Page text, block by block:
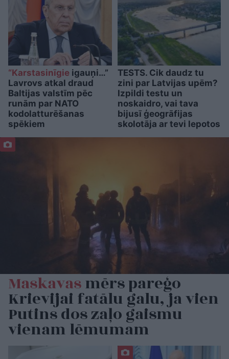
“Karstasinīgie igauņi…”
Lavrovs atkal draud
Baltijas valstīm pēc
runām par NATO
kodolatturēšanas
spēkiem
TESTS. Cik daudz tu
zini par Latvijas upēm?
Izpildi testu un
noskaidro, vai tava
bijusī ģeogrāfijas
skolotāja ar tevi lepotos
Maskavasmērs pareģo
Krievijai fatālu galu, ja vien
Putins dos zaļo gaismu
vienam lēmumam